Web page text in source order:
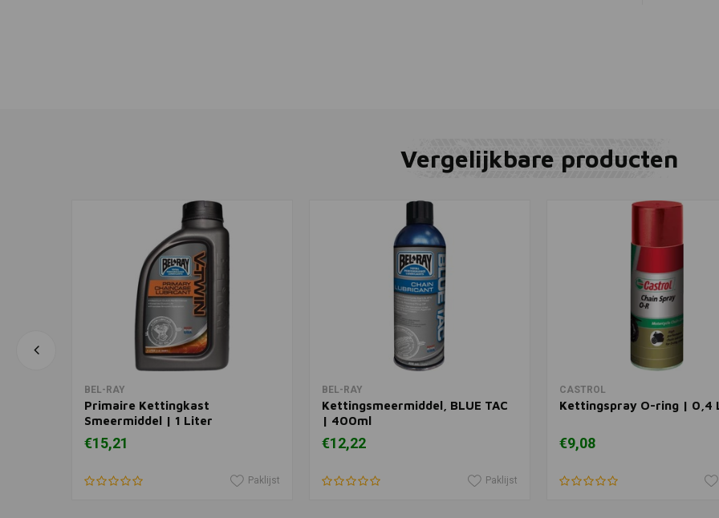
OSCO
Vergelijkbare producten
BEL-RAY
Primaire Kettingkast
Smeermiddel | 1 Liter
€15,21
Paklijst
BEL-RAY
Kettingsmeermiddel, BLUE TAC
| 400ml
€12,22
Paklijst
CASTROL
Kettingspray O-ring | 0,4
€9,08